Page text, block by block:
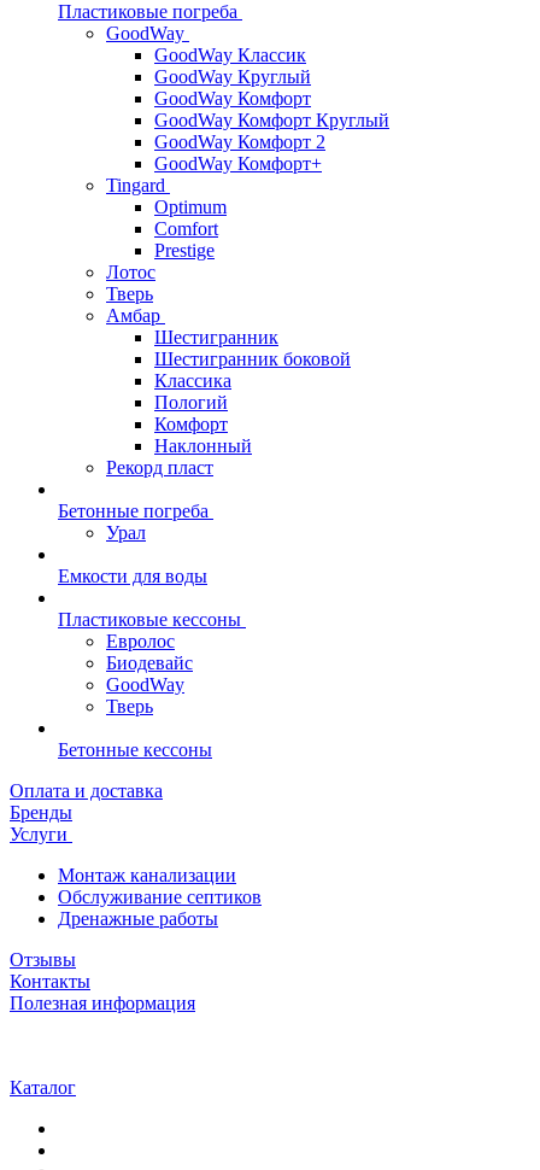
Пластиковые погреба
GoodWay
GoodWay Классик
GoodWay Круглый
GoodWay Комфорт
GoodWay Комфорт Круглый
GoodWay Комфорт 2
GoodWay Комфорт+
Tingard
Optimum
Comfort
Prestige
Лотос
Тверь
Амбар
Шестигранник
Шестигранник боковой
Классика
Пологий
Комфорт
Наклонный
Рекорд пласт
Бетонные погреба
Урал
Емкости для воды
Пластиковые кессоны
Евролос
Биодевайс
GoodWay
Тверь
Бетонные кессоны
Оплата и доставка
Бренды
Услуги
Монтаж канализации
Обслуживание септиков
Дренажные работы
Отзывы
Контакты
Полезная информация
Каталог